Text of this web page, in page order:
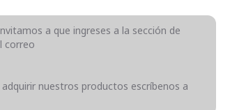
a que ingreses a la sección de
correo
nuestros productos escríbenos a